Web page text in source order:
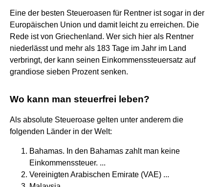
Eine der besten Steueroasen für Rentner ist sogar in der
Europäischen Union und damit leicht zu erreichen. Die
Rede ist von Griechenland. Wer sich hier als Rentner
niederlässt und mehr als 183 Tage im Jahr im Land
verbringt, der kann seinen Einkommenssteuersatz auf
grandiose sieben Prozent senken.
Wo kann man steuerfrei leben?
Als absolute Steueroase gelten unter anderem die
folgenden Länder in der Welt:
Bahamas. In den Bahamas zahlt man keine
Einkommenssteuer. ...
Vereinigten Arabischen Emirate (VAE) ...